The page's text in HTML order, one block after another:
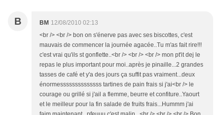
B BM 12/08/2010 02:13
<br /> <br /> bon on s'énerve pas avec ses biscottes, c'est
mauvais de commencer la journée agacée..Tu m'as fait rire!!!
c'est vrai qu'ils st gonflette..<br /> <br /> <br /> mon pt'it dej le
repas le plus important pour moi..après je pinaille...2 grandes
tasses de café et y'a des jours ça suffit pas vraiment...deux
énormessssssssssssss tartines de pain frais si j'ai<br /> le
courage ou grillé si j'ail a flemme, beurre et confiture..Yaourt
et le meilleur pour la fin salade de fruits frais...Hummm j'ai